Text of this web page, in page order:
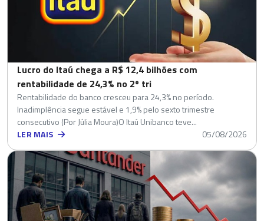
Lucro do Itaú chega a R$ 12,4 bilhões com
rentabilidade de 24,3% no 2º tri
Rentabilidade do banco cresceu para 24,3% no período.
Inadimplência segue estável e 1,9% pelo sexto trimestre
consecutivo (Por Júlia Moura)O Itaú Unibanco teve...
LER MAIS
05/08/2026